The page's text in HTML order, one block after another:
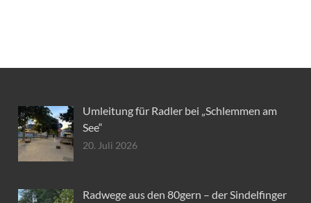
Umleitung für Radler bei „Schlemmen am
See“
20. Juli 2026
Radwege aus den 80gern – der Sindelfinger